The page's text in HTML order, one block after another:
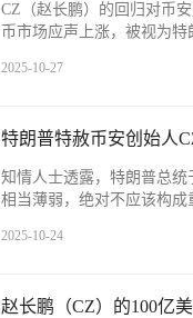
CZ（赵长鹏）的回归对币
币市场应声上涨，被视为
2025-10-27
特朗普特赦币安创始人
知情人士透露，特朗普总
相当薄弱，绝对不应该构
2025-10-24
赵长鹏（CZ）的100亿